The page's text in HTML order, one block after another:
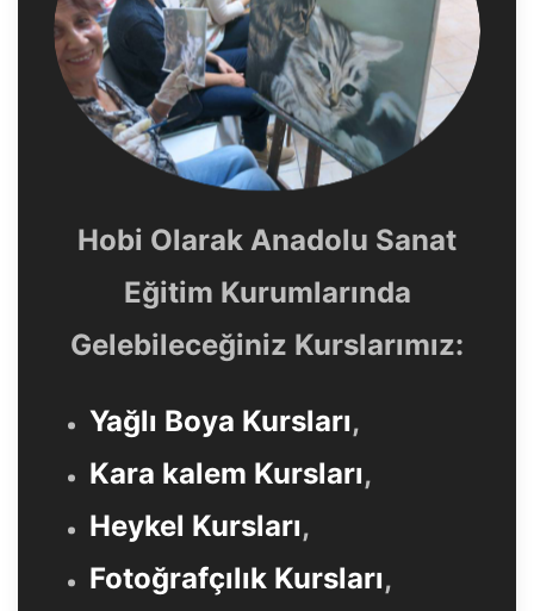
Hobi Olarak Anadolu Sanat
Eğitim Kurumlarında
Gelebileceğiniz Kurslarımız:
Yağlı Boya Kursları,
Kara kalem Kursları,
Heykel Kursları,
Fotoğrafçılık Kursları,